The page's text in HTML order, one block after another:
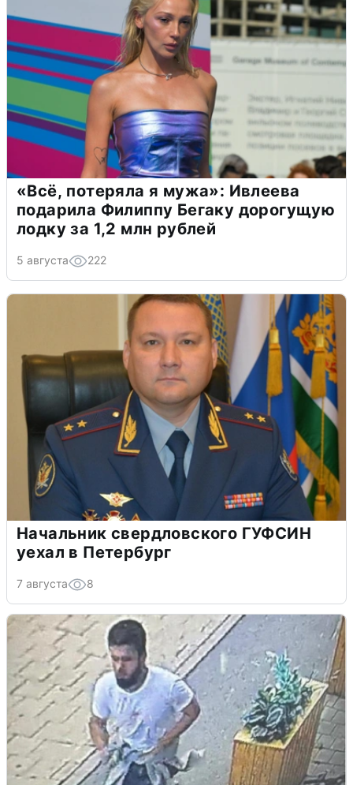
«Всё, потеряла я мужа»: Ивлеева
подарила Филиппу Бегаку дорогущую
лодку за 1,2 млн рублей
5 августа 222
Начальник свердловского ГУФСИН
уехал в Петербург
7 августа 8